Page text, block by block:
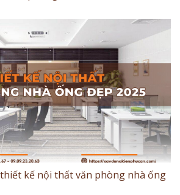
kế nội thất văn phòng nhà ống